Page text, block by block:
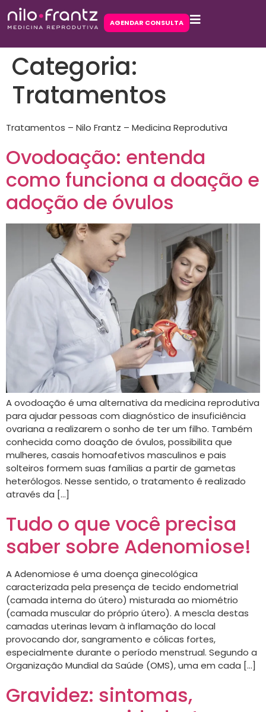
AGENDAR CONSULTA
Categoria:
Tratamentos
Tratamentos – Nilo Frantz – Medicina Reprodutiva
Ovodoação: entenda
como funciona a doação e
adoção de óvulos
A ovodoação é uma alternativa da medicina reprodutiva
para ajudar pessoas com diagnóstico de insuficiência
ovariana a realizarem o sonho de ter um filho. Também
conhecida como doação de óvulos, possibilita que
mulheres, casais homoafetivos masculinos e pais
solteiros formem suas famílias a partir de gametas
heterólogos. Nesse sentido, o tratamento é realizado
através da […]
Tudo o que você precisa
saber sobre Adenomiose!
A Adenomiose é uma doença ginecológica
caracterizada pela presença de tecido endometrial
(camada interna do útero) misturada ao miométrio
(camada muscular do próprio útero). A mescla destas
camadas uterinas levam à inflamação do local
provocando dor, sangramento e cólicas fortes,
especialmente durante o período menstrual. Segundo a
Organização Mundial da Saúde (OMS), uma em cada […]
Gravidez: sintomas,